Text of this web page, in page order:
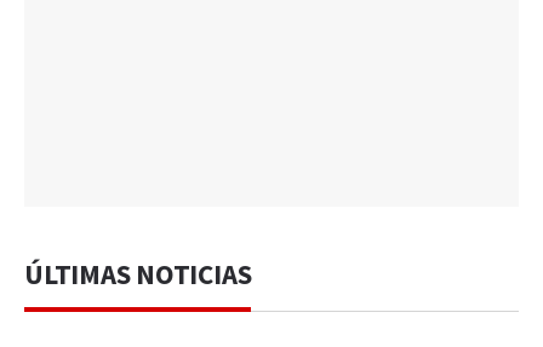
ÚLTIMAS NOTICIAS